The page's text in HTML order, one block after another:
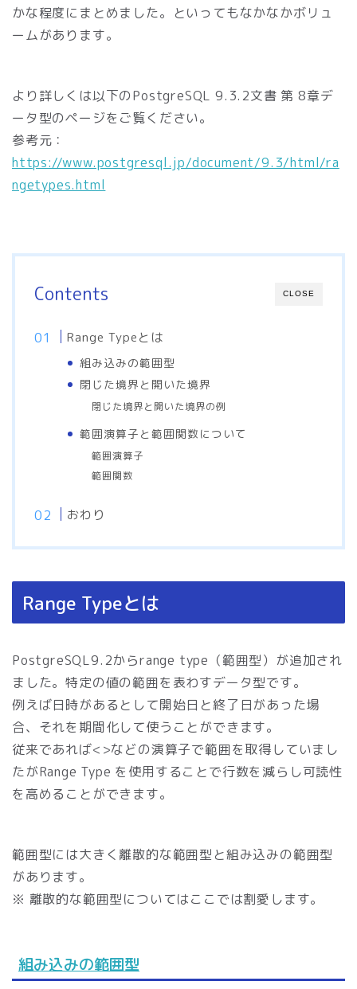
かな程度にまとめました。といってもなかなかボリュ
ームがあります。
より詳しくは以下のPostgreSQL 9.3.2文書 第 8章デ
ータ型のページをご覧ください。
参考元：
https://www.postgresql.jp/document/9.3/html/ra
ngetypes.html
CLOSE
Contents
Range Typeとは
組み込みの範囲型
閉じた境界と開いた境界
閉じた境界と開いた境界の例
範囲演算子と範囲関数について
範囲演算子
範囲関数
おわり
Range Typeとは
PostgreSQL9.2からrange type（範囲型）が追加され
ました。特定の値の範囲を表わすデータ型です。
例えば日時があるとして開始日と終了日があった場
合、それを期間化して使うことができます。
従来であれば<>などの演算子で範囲を取得していまし
たがRange Type を使用することで行数を減らし可読性
を高めることができます。
範囲型には大きく離散的な範囲型と組み込みの範囲型
があります。
※ 離散的な範囲型についてはここでは割愛します。
組み込みの範囲型